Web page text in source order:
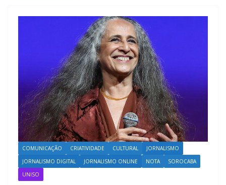
COMUNICAÇÃO CRIATIVIDADE CULTURAL
JORNALISMO
JORNALISMO DIGITAL
JORNALISMO ONLINE NOTA
SOROCABA
UNISO